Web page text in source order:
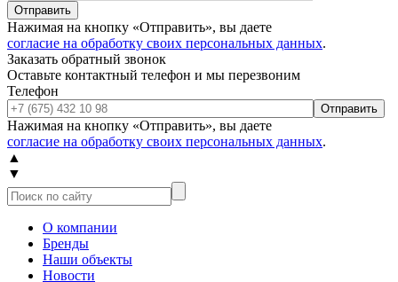
Отправить
Нажимая на кнопку «Отправить», вы даете
согласие на обработку своих персональных данных.
Заказать обратный звонок
Оставьте контактный телефон и мы перезвоним
Телефон
Отправить
Нажимая на кнопку «Отправить», вы даете
согласие на обработку своих персональных данных.
▲
▼
О компании
Бренды
Наши объекты
Новости